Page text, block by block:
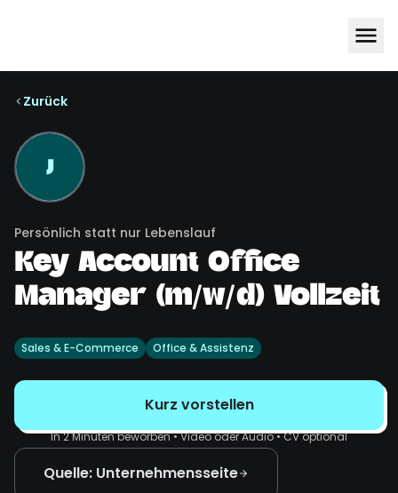
Zurück
J
Persönlich statt nur Lebenslauf
Key Account Office
Manager (m/w/d) Vollzeit
Sales & E-Commerce Office & Assistenz
Kurz vorstellen
In 2 Minuten beworben • Video oder Audio • CV optional
Quelle: Unternehmensseite